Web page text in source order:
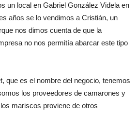
un local en Gabriel González Videla en
años se lo vendimos a Cristián, un
nos dimos cuenta de que la
no nos permitía abarcar este tipo
que es el nombre del negocio, tenemos
los proveedores de camarones y
mariscos proviene de otros